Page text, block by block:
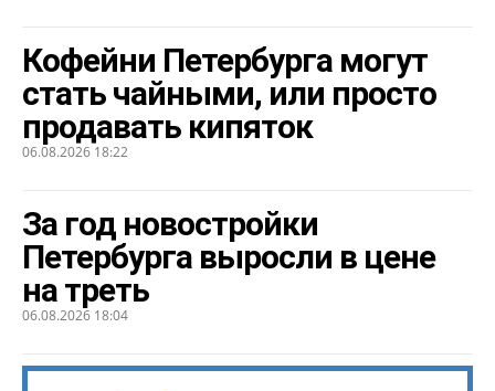
Кофейни Петербурга могут
стать чайными, или просто
продавать кипяток
06.08.2026 18:22
За год новостройки
Петербурга выросли в цене
на треть
06.08.2026 18:04